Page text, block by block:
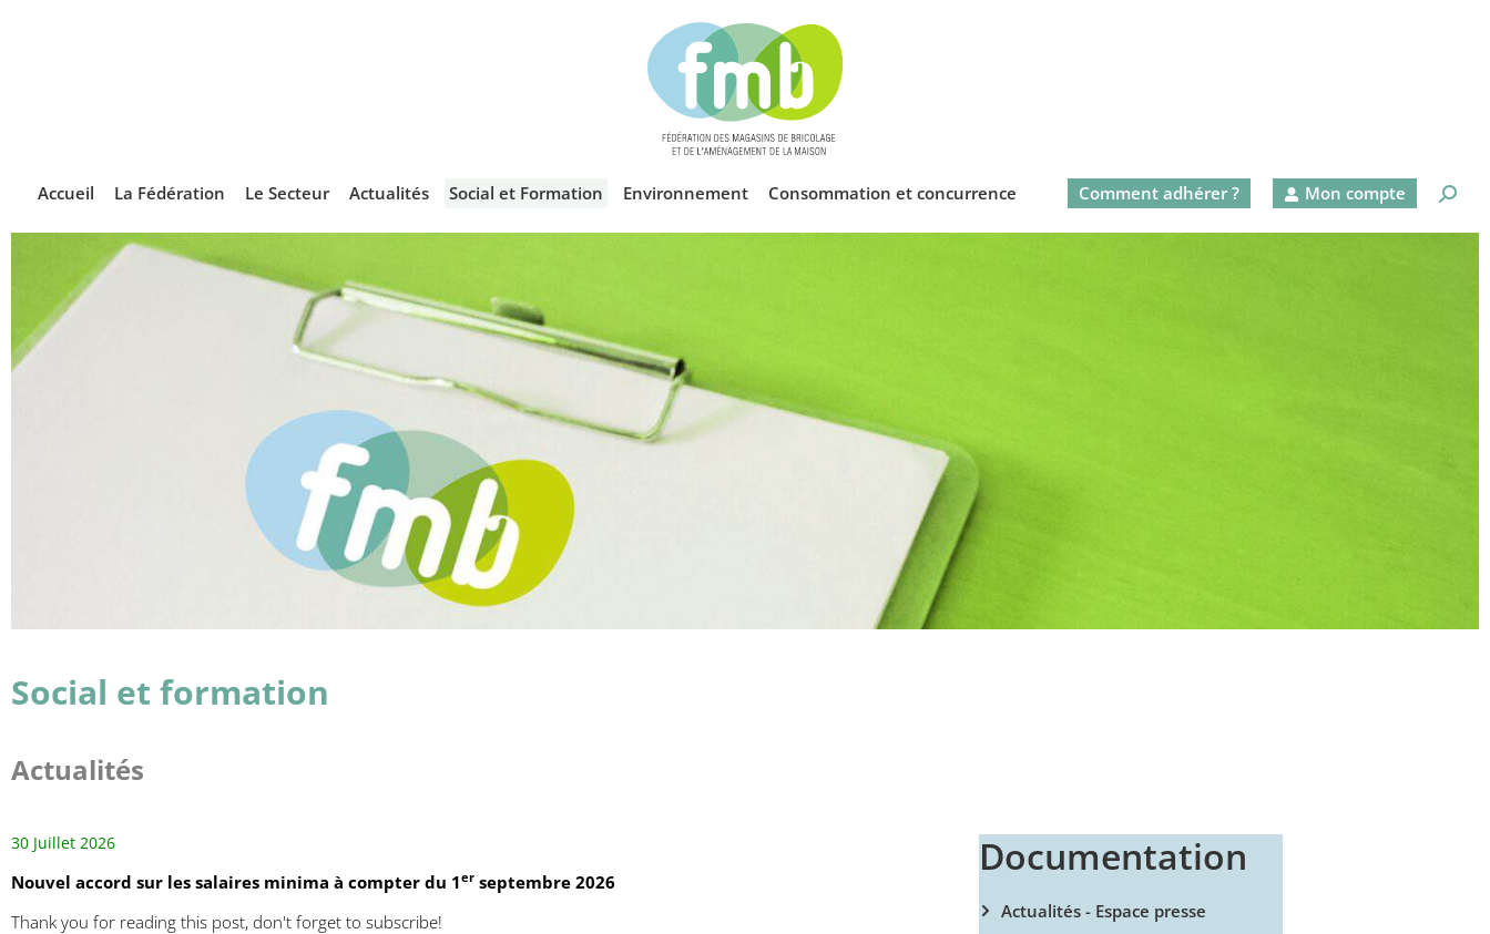
Accueil La Fédération Le Secteur Actualités Social et Formation Environnement Consommation et concurrence Comment adhérer ? Mon compte
Social et formation
Actualités
30 Juillet 2026
Nouvel accord sur les salaires minima à compter du 1er septembre 2026
Thank you for reading this post, don't forget to subscribe!
Documentation
Actualités - Espace presse